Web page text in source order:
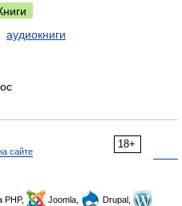
аудиокниги
18+
сайте
PHP, Joomla,
Drupal,